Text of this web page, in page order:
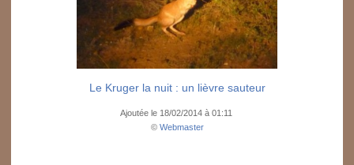
Le Kruger la nuit : un lièvre sauteur
Ajoutée le 18/02/2014 à 01:11
© Webmaster